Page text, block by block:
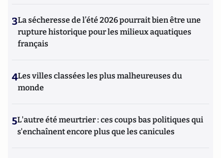
3La sécheresse de l’été 2026 pourrait bien être une
rupture historique pour les milieux aquatiques
français
4Les villes classées les plus malheureuses du
monde
5L'autre été meurtrier : ces coups bas politiques qui
s'enchaînent encore plus que les canicules